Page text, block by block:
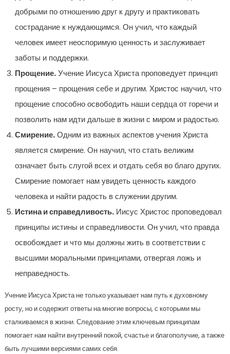
добрыми по отношению друг к другу и практиковать
сострадание к нуждающимся. Он учил, что каждый
человек имеет неоспоримую ценность и заслуживает
заботы и поддержки.
Прощение.Учение Иисуса Христа проповедует принцип
прощения – прощения себе и другим. Христос научил, что
прощение способно освободить наши сердца от горечи и
позволить нам идти дальше в жизни с миром и радостью.
Смирение.Одним из важных аспектов учения Христа
является смирение. Он научил, что стать великим
означает быть слугой всех и отдать себя во благо других.
Смирение помогает нам увидеть ценность каждого
человека и найти радость в служении другим.
Истина и справедливость.Иисус Христос проповедовал
принципы истины и справедливости. Он учил, что правда
освобождает и что мы должны жить в соответствии с
высшими моральными принципами, отвергая ложь и
неправедность.
Учение Иисуса Христа не только указывает нам путь к духовному
росту, но и содержит ответы на многие вопросы, с которыми мы
сталкиваемся в жизни. Следование этим ключевым принципам
помогает нам найти внутренний покой, счастье и благополучие, а также
быть лучшими версиями самих себя.